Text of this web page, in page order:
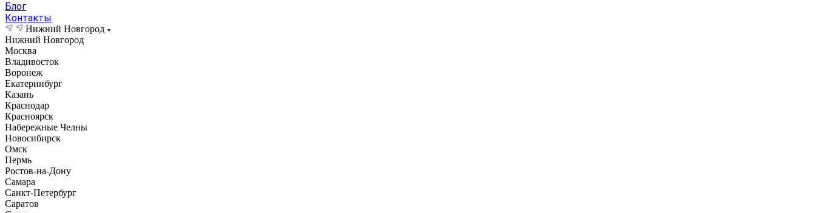
Блог
Контакты
Нижний Новгород
Нижний Новгород
Москва
Владивосток
Воронеж
Екатеринбург
Казань
Краснодар
Красноярск
Набережные Челны
Новосибирск
Омск
Пермь
Ростов-на-Дону
Самара
Санкт-Петербург
Саратов